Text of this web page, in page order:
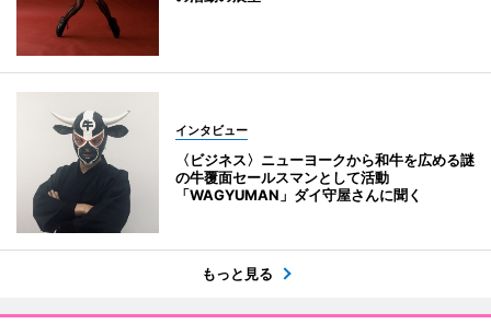
インタビュー
〈ビジネス〉ニューヨークから和牛を広める謎
の牛覆面セールスマンとして活動
「WAGYUMAN」ダイ守屋さんに聞く
もっと見る